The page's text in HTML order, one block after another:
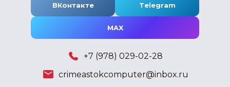
ВКонтакте Telegram
MAX
+7 (978) 029-02-28
crimeastokcomputer@inbox.ru